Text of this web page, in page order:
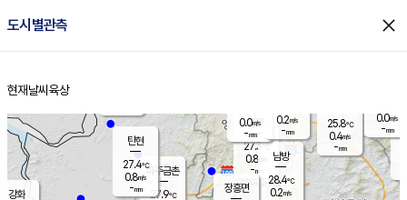
도시별관측 close
홈
현재날씨 육상
양주
27.3℃
0.8
-mm
파주금촌
27.9℃
25.8℃
0.4m/s
-mm
탄현
27.4℃
0.8m/s
-mm
0.0m/s
-mm
남방
28.4℃
0.2m/s
장흥면
0.0m/s
-mm
강화
0.2m/s
-mm